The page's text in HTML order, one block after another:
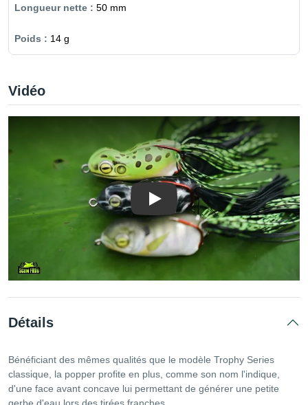
50 mm
14 g
Vidéo
Lire la vidéo
Détails
Bénéficiant des mêmes qualités que le modèle Trophy Series
classique, la popper profite en plus, comme son nom l'indique,
d'une face avant concave lui permettant de générer une petite
gerbe d'eau lors des tirées franches.